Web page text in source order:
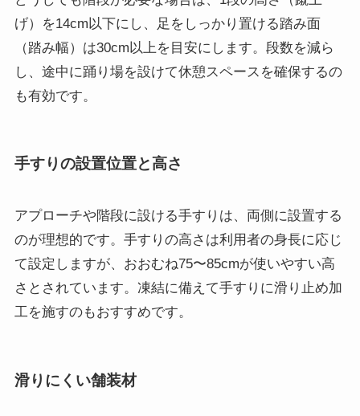
げ）を14cm以下にし、足をしっかり置ける踏み面
（踏み幅）は30cm以上を目安にします。段数を減ら
し、途中に踊り場を設けて休憩スペースを確保するの
も有効です。
手すりの設置位置と高さ
アプローチや階段に設ける手すりは、両側に設置する
のが理想的です。手すりの高さは利用者の身長に応じ
て設定しますが、おおむね75〜85cmが使いやすい高
さとされています。凍結に備えて手すりに滑り止め加
工を施すのもおすすめです。
滑りにくい舗装材